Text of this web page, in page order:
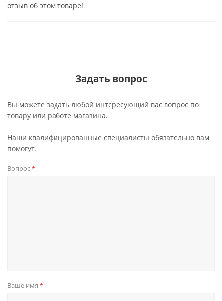
отзыв об этом товаре!
Задать вопрос
Вы можете задать любой интересующий вас вопрос по
товару или работе магазина.
Наши квалифицированные специалисты обязательно вам
помогут.
Вопрос*
Ваше имя *